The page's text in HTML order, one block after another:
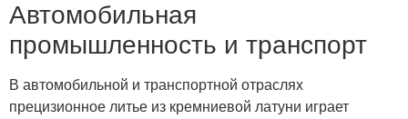
Автомобильная
промышленность и транспорт
В автомобильной и транспортной отраслях
прецизионное литье из кремниевой латуни играет